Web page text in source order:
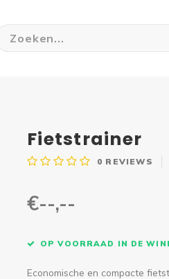
Fietstrainer
0 REVIEWS
€--,--
OP VOORRAAD IN DE
Economische en compacte